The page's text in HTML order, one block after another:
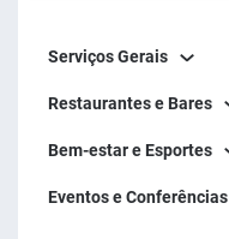
Serviços Gerais
Restaurantes e Bares
Bem-estar e Esportes
Eventos e Conferências